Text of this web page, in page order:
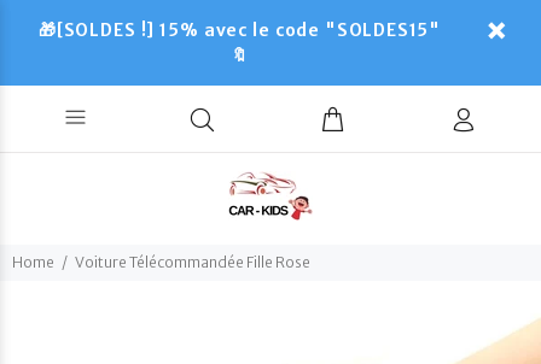
🎁[SOLDES !] 15% avec le code "SOLDES15"
🔖
Home Voiture Télécommandée Fille Rose